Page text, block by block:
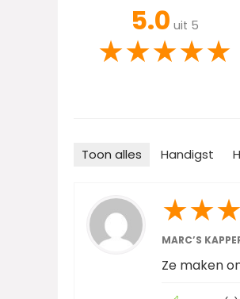
5.0 uit 5
★★★★★
Toon alles Handigst
★★★
MARC’S
Ze maken